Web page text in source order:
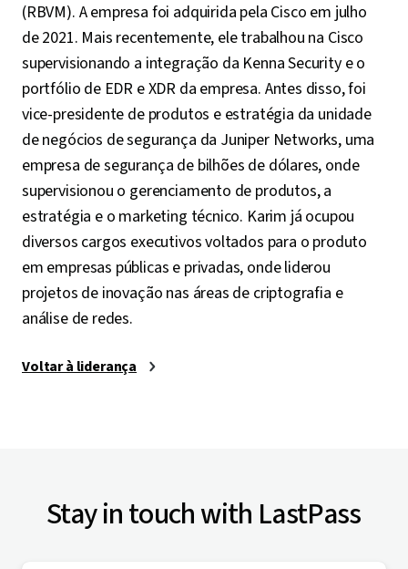
(RBVM). A empresa foi adquirida pela Cisco em julho
de 2021. Mais recentemente, ele trabalhou na Cisco
supervisionando a integração da Kenna Security e o
portfólio de EDR e XDR da empresa. Antes disso, foi
vice-presidente de produtos e estratégia da unidade
de negócios de segurança da Juniper Networks, uma
empresa de segurança de bilhões de dólares, onde
supervisionou o gerenciamento de produtos, a
estratégia e o marketing técnico. Karim já ocupou
diversos cargos executivos voltados para o produto
em empresas públicas e privadas, onde liderou
projetos de inovação nas áreas de criptografia e
análise de redes.
Voltar à liderança
Stay in touch with LastPass